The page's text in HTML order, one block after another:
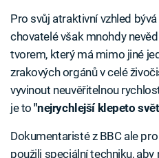
Pro svůj atraktivní vzhled
chovatelé však mnohdy
tvorem, který má mimo jiné
zrakových orgánů v celé
vyvinout neuvěřitelnou
je to "nejrychlejší klepeto
Dokumentaristé z BBC ale
použili speciální techniku,